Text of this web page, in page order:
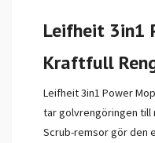
Leifheit 3in1
Kraftfull
Leifheit 3in1 Power
tar golvrengöringen till
Scrub-remsor gör den